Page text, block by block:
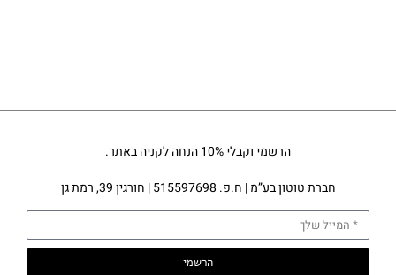
הרשמי וקבלי 10% הנחה לקניה באתר.
חברת טוטון בע”מ | ח.פ. 515597698 | חורגין 39, רמת גן
הרשמי